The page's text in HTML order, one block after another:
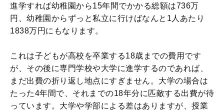
進学すれば幼稚園から15年間でかかる総額は736万
円、幼稚園からずっと私立に行けばなんと1人あたり
1838万円にもなります。
これは子どもが高校を卒業する18歳までの費用です
が、その後に専門学校や大学に進学するのであれば、
まだ出費の折り返し地点にすぎません。大学の場合は
たった4年間で、それまでの18年分に匹敵する出費が待
っています。大学や学部による差はありますが、授業